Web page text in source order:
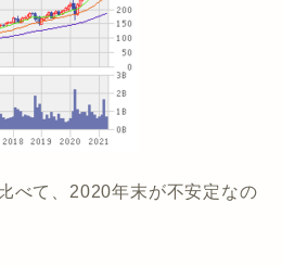
べて、2020年末が不安定なの